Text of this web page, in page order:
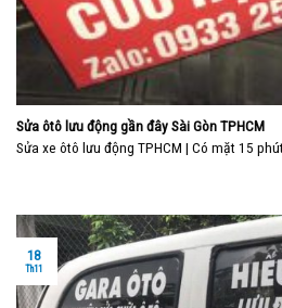
Sửa ôtô lưu động gần đây Sài Gòn TPHCM
Sửa xe ôtô lưu động TPHCM | Có mặt 15
18
Th11